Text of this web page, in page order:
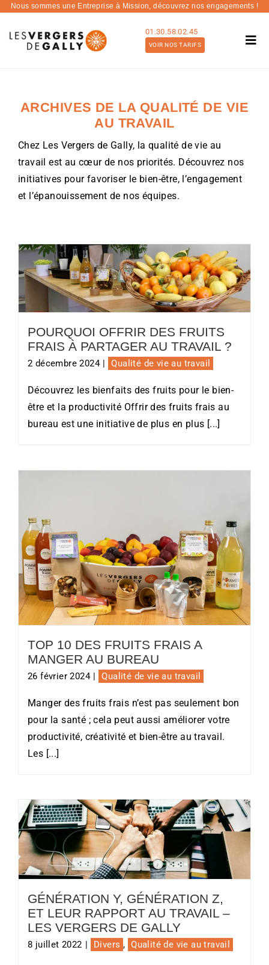
Passer
contenu
Nous sommes une Entreprise à Mission,découvrez nos engagements !
01.30.58.02.45
VOIR NOS TARIFS
Contact
Tarifs et devis
ARCHIVES DE LA QUALITÉ DE VIE
AU TRAVAIL
Chez Les Vergers de Gally, la qualité de vie au
travail est au cœur de nos priorités. Découvrez nos
initiatives pour favoriser le bien-être, l’engagement
et l’épanouissement de nos équipes.
Pourquoi offrir des fruits frais à
partager au travail ?
POURQUOI OFFRIR DES FRUITS
FRAIS À PARTAGER AU TRAVAIL ?
2 décembre 2024 Qualité de vie au travail
Découvrez les bienfaits des fruits pour le bien-
être et la productivité Offrir des fruits frais au
bureau est une initiative de plus en plus [...]
TOP 10 DES FRUITS FRAIS A
MANGER AU BUREAU
TOP 10 DES FRUITS FRAIS A
MANGER AU BUREAU
26 février 2024 | Qualité de vie au travail
Manger des fruits frais n’est pas seulement bon
pour la santé ; cela peut aussi améliorer votre
productivité, créativité et bien-être au travail.
Les [...]
Génération Y, Génération Z, et leur
rapport au travail – Les Vergers de
Gally
GÉNÉRATION Y, GÉNÉRATION Z,
ET LEUR RAPPORT AU TRAVAIL –
LES VERGERS DE GALLY
8 juillet 2022 | Divers , Qualité de vie au travail